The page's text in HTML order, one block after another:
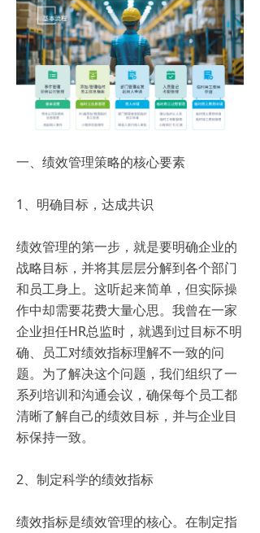
一、绩效管理策略的核心要素
1、明确目标，达成共识
绩效管理的第一步，就是要明确企业的
战略目标，并将其层层分解到各个部门
和员工身上。这听起来简单，但实际操
作中却需要花费大量心思。我曾在一家
企业担任HR总监时，就遇到过目标不明
确、员工对绩效指标理解不一致的问
题。为了解决这个问题，我们组织了一
系列培训和沟通会议，确保每个员工都
清晰了解自己的绩效目标，并与企业目
标保持一致。
2、制定科学的绩效指标
绩效指标是绩效管理的核心。在制定指